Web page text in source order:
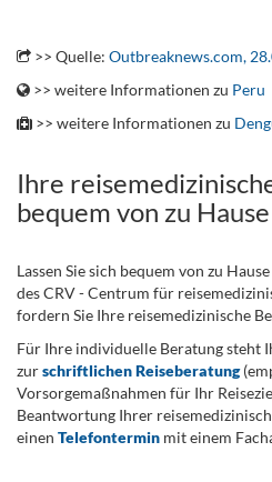
>> Quelle: Outbreaknews.com,
>> weitere Informationen zu Peru
>> weitere Informationen zu
Ihre
bequem von zu Hause
Lassen Sie sich bequem von zu
des CRV - Centrum für
fordern Sie Ihre reisemedizinische
Für Ihre individuelle Beratung steht
zurschriftlichen Reiseberatung
Vorsorgemaßnahmen für Ihr
Beantwortung Ihrer
einen Telefontermin mit einem